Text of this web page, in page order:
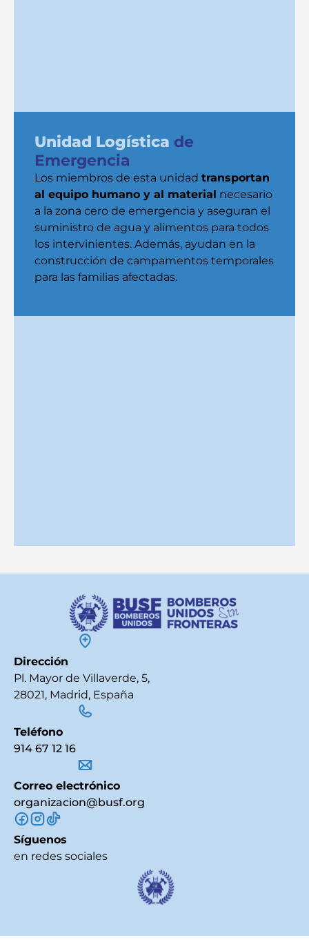
Unidad Logística de
Emergencia
Los miembros de esta unidad transportan
al equipo humano y al material necesario
a la zona cero de emergencia y aseguran el
suministro de agua y alimentos para todos
los intervinientes. Además, ayudan en la
construcción de campamentos temporales
para las familias afectadas.
Dirección
Pl. Mayor de Villaverde, 5,
28021, Madrid, España
Teléfono
914 67 12 16
Correo electrónico
organizacion@busf.org
Síguenos
en redes sociales